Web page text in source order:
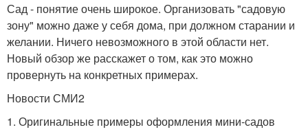
Сад - понятие очень широкое. Организовать "садовую
зону" можно даже у себя дома, при должном старании и
желании. Ничего невозможного в этой области нет.
Новый обзор же расскажет о том, как это можно
провернуть на конкретных примерах.
Новости СМИ2
1. Оригинальные примеры оформления мини-садов